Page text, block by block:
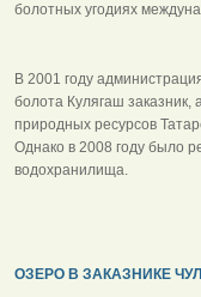
болотных угодиях
В 2001 году
болота Кулягаш заказник,
природных ресурсов
Однако в 2008 году было
водохранилища.
ОЗЕРО В ЗАКАЗНИКЕ